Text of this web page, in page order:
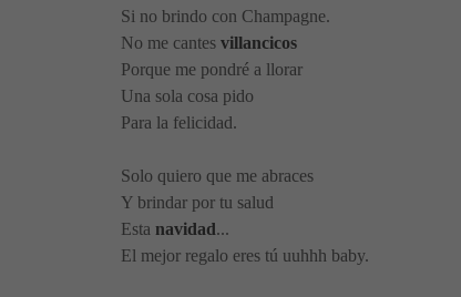
Si no brindo con Champagne.
No me cantes villancicos
Porque me pondré a llorar
Una sola cosa pido
Para la felicidad.
Solo quiero que me abraces
Y brindar por tu salud
Esta navidad...
El mejor regalo eres tú uuhhh baby.